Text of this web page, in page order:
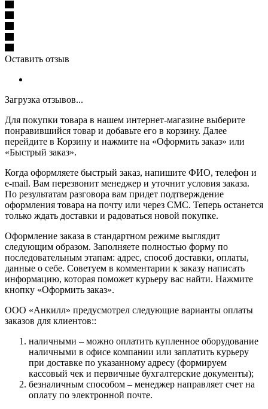
Оставить отзыв
Загрузка отзывов...
Для покупки товара в нашем интернет-магазине выберите
понравившийся товар и добавьте его в корзину. Далее
перейдите в Корзину и нажмите на «Оформить заказ» или
«Быстрый заказ».
Когда оформляете быстрый заказ, напишите ФИО, телефон и
e-mail. Вам перезвонит менеджер и уточнит условия заказа.
По результатам разговора вам придет подтверждение
оформления товара на почту или через СМС. Теперь останется
только ждать доставки и радоваться новой покупке.
Оформление заказа в стандартном режиме выглядит
следующим образом. Заполняете полностью форму по
последовательным этапам: адрес, способ доставки, оплаты,
данные о себе. Советуем в комментарии к заказу написать
информацию, которая поможет курьеру вас найти. Нажмите
кнопку «Оформить заказ».
ООО «Анкилл» предусмотрел следующие варианты оплаты
заказов для клиентов::
наличными – можно оплатить купленное оборудование
наличными в офисе компании или заплатить курьеру
при доставке по указанному адресу (формируем
кассовый чек и первичные бухгалтерские документы);
безналичным способом – менеджер направляет счет на
оплату по электронной почте.